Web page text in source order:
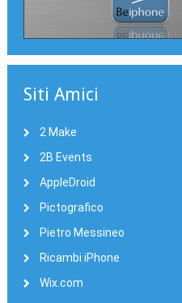
Siti Amici
2 Make
2B Events
AppleDroid
Pictografico
Pietro Messineo
Ricambi iPhone
Wix.com